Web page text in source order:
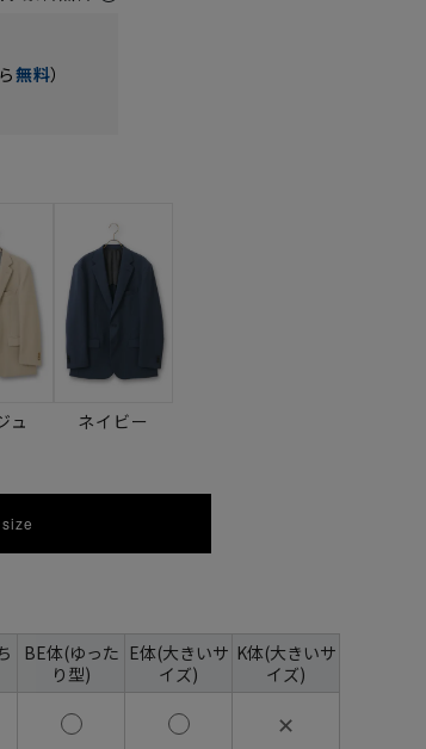
無料）
ュ ネイビー
BE体(ゆった
り型)
E体(大きいサ
イズ)
K体(大きいサ
イズ)
✕